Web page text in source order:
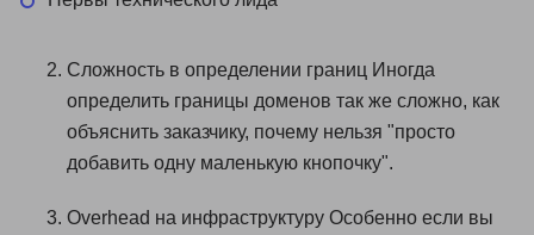
Сложность в определении границ Иногда
определить границы доменов так же сложно, как
объяснить заказчику, почему нельзя "просто
добавить одну маленькую кнопочку".
Overhead на инфраструктуру Особенно если вы